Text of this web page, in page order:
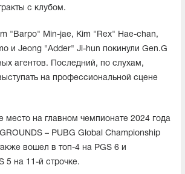
с клубом.
"Barpo" Min-jae, Kim "Rex" Hae-chan,
и Jeong "Adder" Ji-hun покинули Gen.G
агентов. Последний, по слухам,
на профессиональной сцене
место на главном чемпионате 2024 года
– PUBG Global Championship
вошел в топ-4 на PGS 6 и
5 на 11-й строчке.